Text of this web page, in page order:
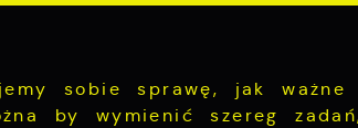
sobie sprawę, jak
by wymienić szereg